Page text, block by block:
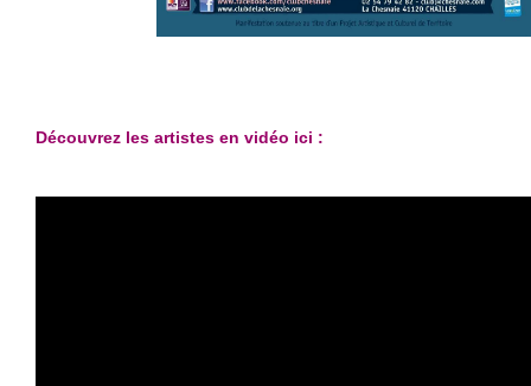
Découvrez les artistes en vidéo ici :